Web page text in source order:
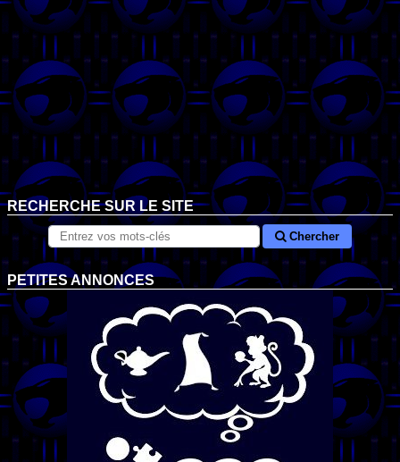
RECHERCHE SUR LE SITE
Chercher
PETITES ANNONCES